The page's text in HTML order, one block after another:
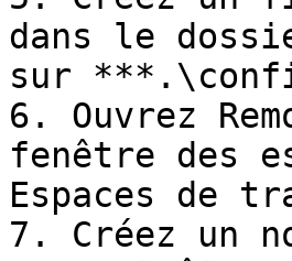
dans le
sur
6. Ouvrez
fenêtre des
Espaces de
7. Créez un